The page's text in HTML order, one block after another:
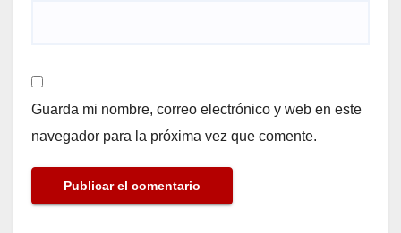
Guarda mi nombre, correo electrónico y web en este
navegador para la próxima vez que comente.